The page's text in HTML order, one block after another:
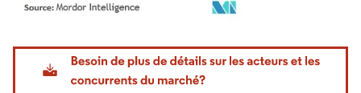
Image © Mordor Intelligence. La réutilisation nécessite une attribution sous CC BY